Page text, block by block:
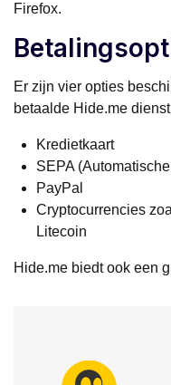
Firefox.
Er zijn vier opties
betaalde Hide.me
Kredietkaart
SEPA
PayPal
Cryptocurrencies
Litecoin
Hide.me biedt ook een